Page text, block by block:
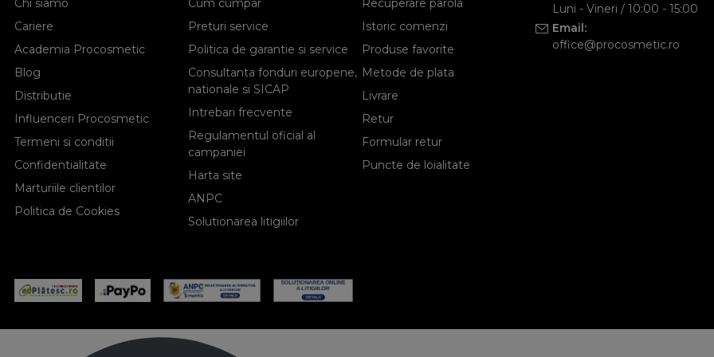
Chi siamo
Cariere
Academia Procosmetic
Blog
Distributie
Influenceri Procosmetic
Termeni si conditii
Confidentialitate
Marturiile clientilor
Politica de Cookies
Cum cumpar
Preturi service
Politica de garantie si service
Consultanta fonduri europene,
nationale si SICAP
Intrebari frecvente
Regulamentul oficial al
campaniei
Harta site
ANPC
Solutionarea litigiilor
Recuperare parola
Istoric comenzi
Produse favorite
Metode de plata
Livrare
Retur
Formular retur
Puncte de loialitate
Luni - Vineri / 10:00 - 15:00
Email:
office@procosmetic.ro